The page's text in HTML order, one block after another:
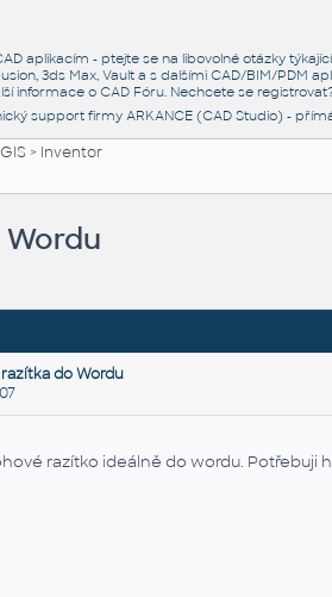
aplikacím - ptejte se na libovolné otázky
3ds Max, Vault a s dalšími CAD/BIM/
informace o CAD Fóru. Nechcete se
support firmy ARKANCE (CAD Studio) -
> Inventor
do Wordu
razítko ideálně do wordu. Potřebuji